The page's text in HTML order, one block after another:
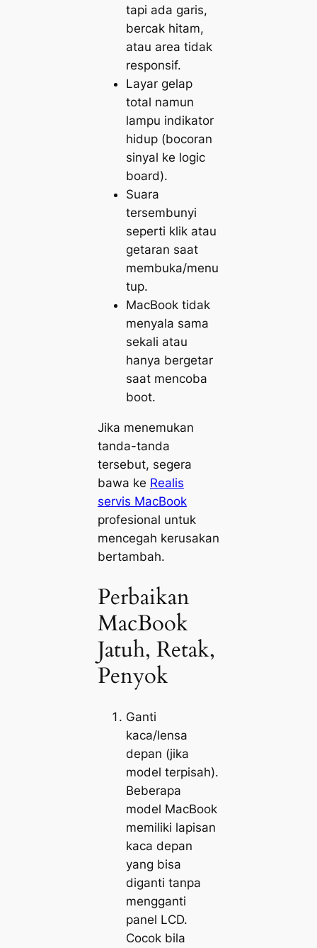
tapi ada garis,
bercak hitam,
atau area tidak
responsif.
Layar gelap
total namun
lampu indikator
hidup (bocoran
sinyal ke logic
board).
Suara
tersembunyi
seperti klik atau
getaran saat
membuka/menu
tup.
MacBook tidak
menyala sama
sekali atau
hanya bergetar
saat mencoba
boot.
Jika menemukan
tanda-tanda
tersebut, segera
bawa ke Realis
servis MacBook
profesional untuk
mencegah kerusakan
bertambah.
Perbaikan
MacBook
Jatuh, Retak,
Penyok
Ganti
kaca/lensa
depan (jika
model terpisah).
Beberapa
model MacBook
memiliki lapisan
kaca depan
yang bisa
diganti tanpa
mengganti
panel LCD.
Cocok bila